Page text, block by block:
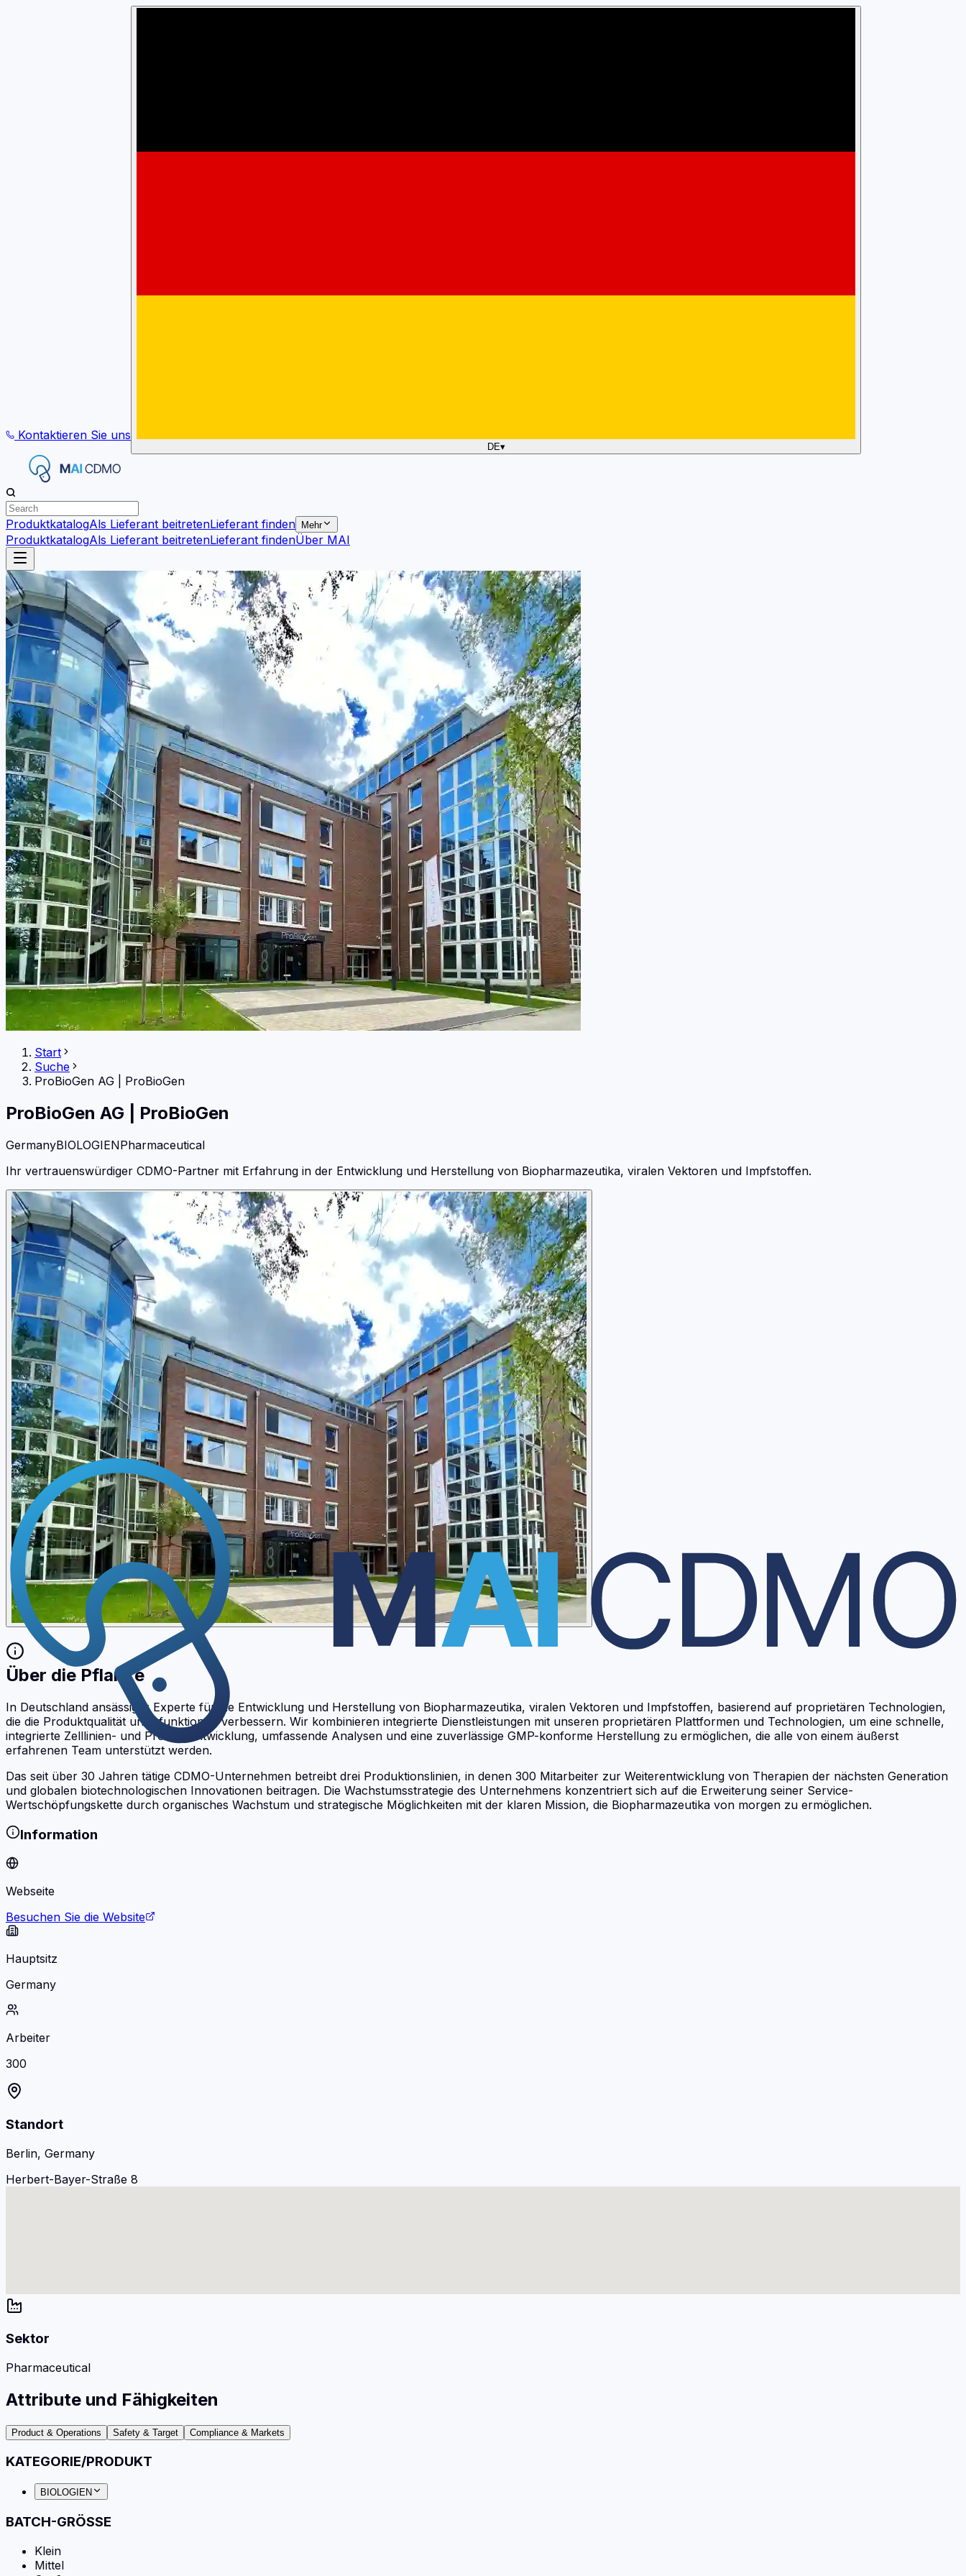
Kontaktieren Sie uns
DE▾
ProduktkatalogAls Lieferant beitretenLieferant finden Mehr
ProduktkatalogAls Lieferant beitretenLieferant findenÜber MAI
Start
Suche
ProBioGen AG
ProBioGen
ProBioGen AG ProBioGen
GermanyBIOLOGIENPharmaceutical
Ihr vertrauenswürdiger CDMO-Partner mit Erfahrung in der Entwicklung und Herstellung von Biopharmazeutika, viralen Vektoren und Impfstoffen.
Über die Pflanze
In Deutschland ansässiger Experte für die Entwicklung und Herstellung von Biopharmazeutika, viralen Vektoren und Impfstoffen, basierend auf proprietären Technologien,
die die Produktqualität und -funktionen verbessern. Wir kombinieren integrierte Dienstleistungen mit unseren proprietären Plattformen und Technologien, um eine schnelle,
integrierte Zelllinien- und Prozessentwicklung, umfassende Analysen und eine zuverlässige GMP-konforme Herstellung zu ermöglichen, die alle von einem äußerst
erfahrenen Team unterstützt werden.
Das seit über 30 Jahren tätige CDMO-Unternehmen betreibt drei Produktionslinien, in denen 300 Mitarbeiter zur Weiterentwicklung von Therapien der nächsten Generation
und globalen biotechnologischen Innovationen beitragen. Die Wachstumsstrategie des Unternehmens konzentriert sich auf die Erweiterung seiner Service-
Wertschöpfungskette durch organisches Wachstum und strategische Möglichkeiten mit der klaren Mission, die Biopharmazeutika von morgen zu ermöglichen.
Information
Webseite
Besuchen Sie die Website
Hauptsitz
Germany
Arbeiter
300
Standort
Berlin, Germany
Herbert-Bayer-Straße 8
Sektor
Pharmaceutical
Attribute und Fähigkeiten
Product & Operations Safety & Target Compliance & Markets
KATEGORIE/PRODUKT
BIOLOGIEN
BATCH-GRÖSSE
Klein
Mittel